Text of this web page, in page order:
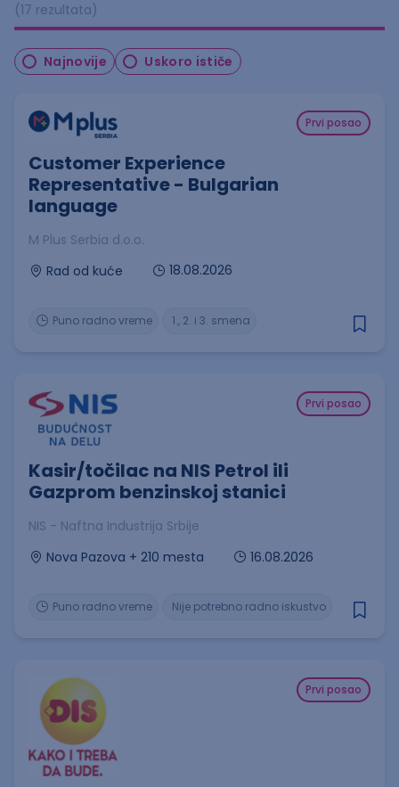
(17 rezultata)
Najnovije Uskoro ističe
Prvi posao
Customer Experience
Representative - Bulgarian
language
M Plus Serbia d.o.o.
Rad od kuće
18.08.2026
1., 2. i 3. smena
Puno radno vreme
Prvi posao
Kasir/točilac na NIS Petrol ili
Gazprom benzinskoj stanici
NIS - Naftna Industrija Srbije
Nova Pazova + 210 mesta
16.08.2026
Nije potrebno radno iskustvo
Puno radno vreme
Prvi posao